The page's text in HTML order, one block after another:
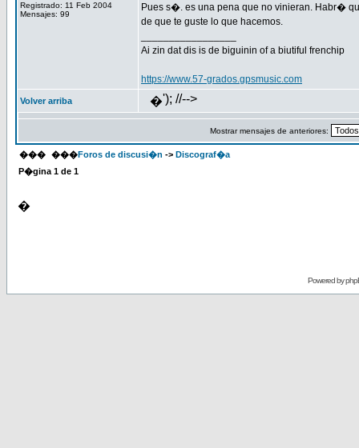
Registrado: 11 Feb 2004
Mensajes: 99
Pues s�. es una pena que no vinieran. Habr�
de que te guste lo que hacemos.
Ai zin dat dis is de biguinin of a biutiful frenchip
https://www.57-grados.gpsmusic.com
Volver arriba �'); //-->
Mostrar mensajes de anteriores:
��� ���Foros de discusi�n -> Discograf�a
P�gina 1 de 1
�
Powered by